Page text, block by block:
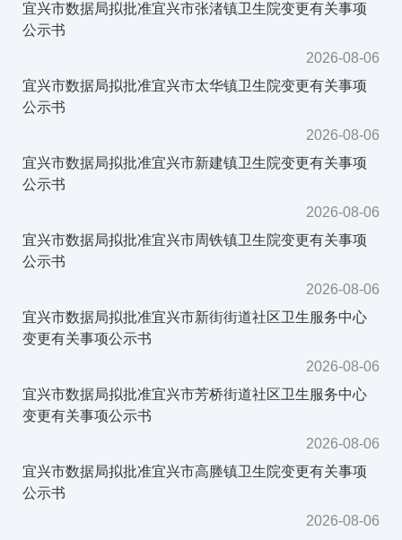
宜兴市数据局拟批准宜兴市张渚镇卫生院变更有关事项
公示书
2026-08-06
宜兴市数据局拟批准宜兴市太华镇卫生院变更有关事项
公示书
2026-08-06
宜兴市数据局拟批准宜兴市新建镇卫生院变更有关事项
公示书
2026-08-06
宜兴市数据局拟批准宜兴市周铁镇卫生院变更有关事项
公示书
2026-08-06
宜兴市数据局拟批准宜兴市新街街道社区卫生服务中心
变更有关事项公示书
2026-08-06
宜兴市数据局拟批准宜兴市芳桥街道社区卫生服务中心
变更有关事项公示书
2026-08-06
宜兴市数据局拟批准宜兴市高塍镇卫生院变更有关事项
公示书
2026-08-06